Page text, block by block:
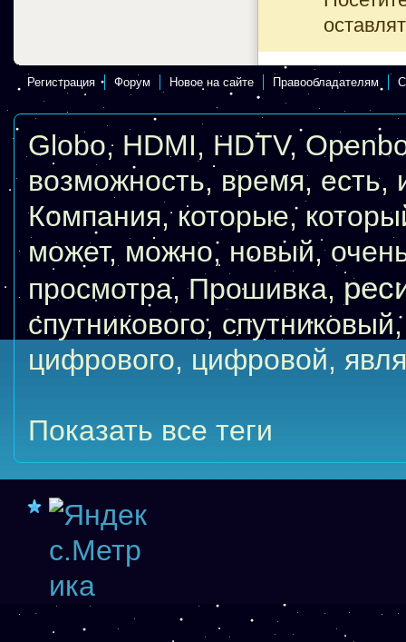
Регистрация Форум Новое на сайте Правообладателям
Globo, HDMI, HDTV,
возможность, время, есть,
Компания, которые,
может, можно, новый,
просмотра,Прошивка,
спутникового, спутниковый
цифрового, цифровой,
Показать все теги